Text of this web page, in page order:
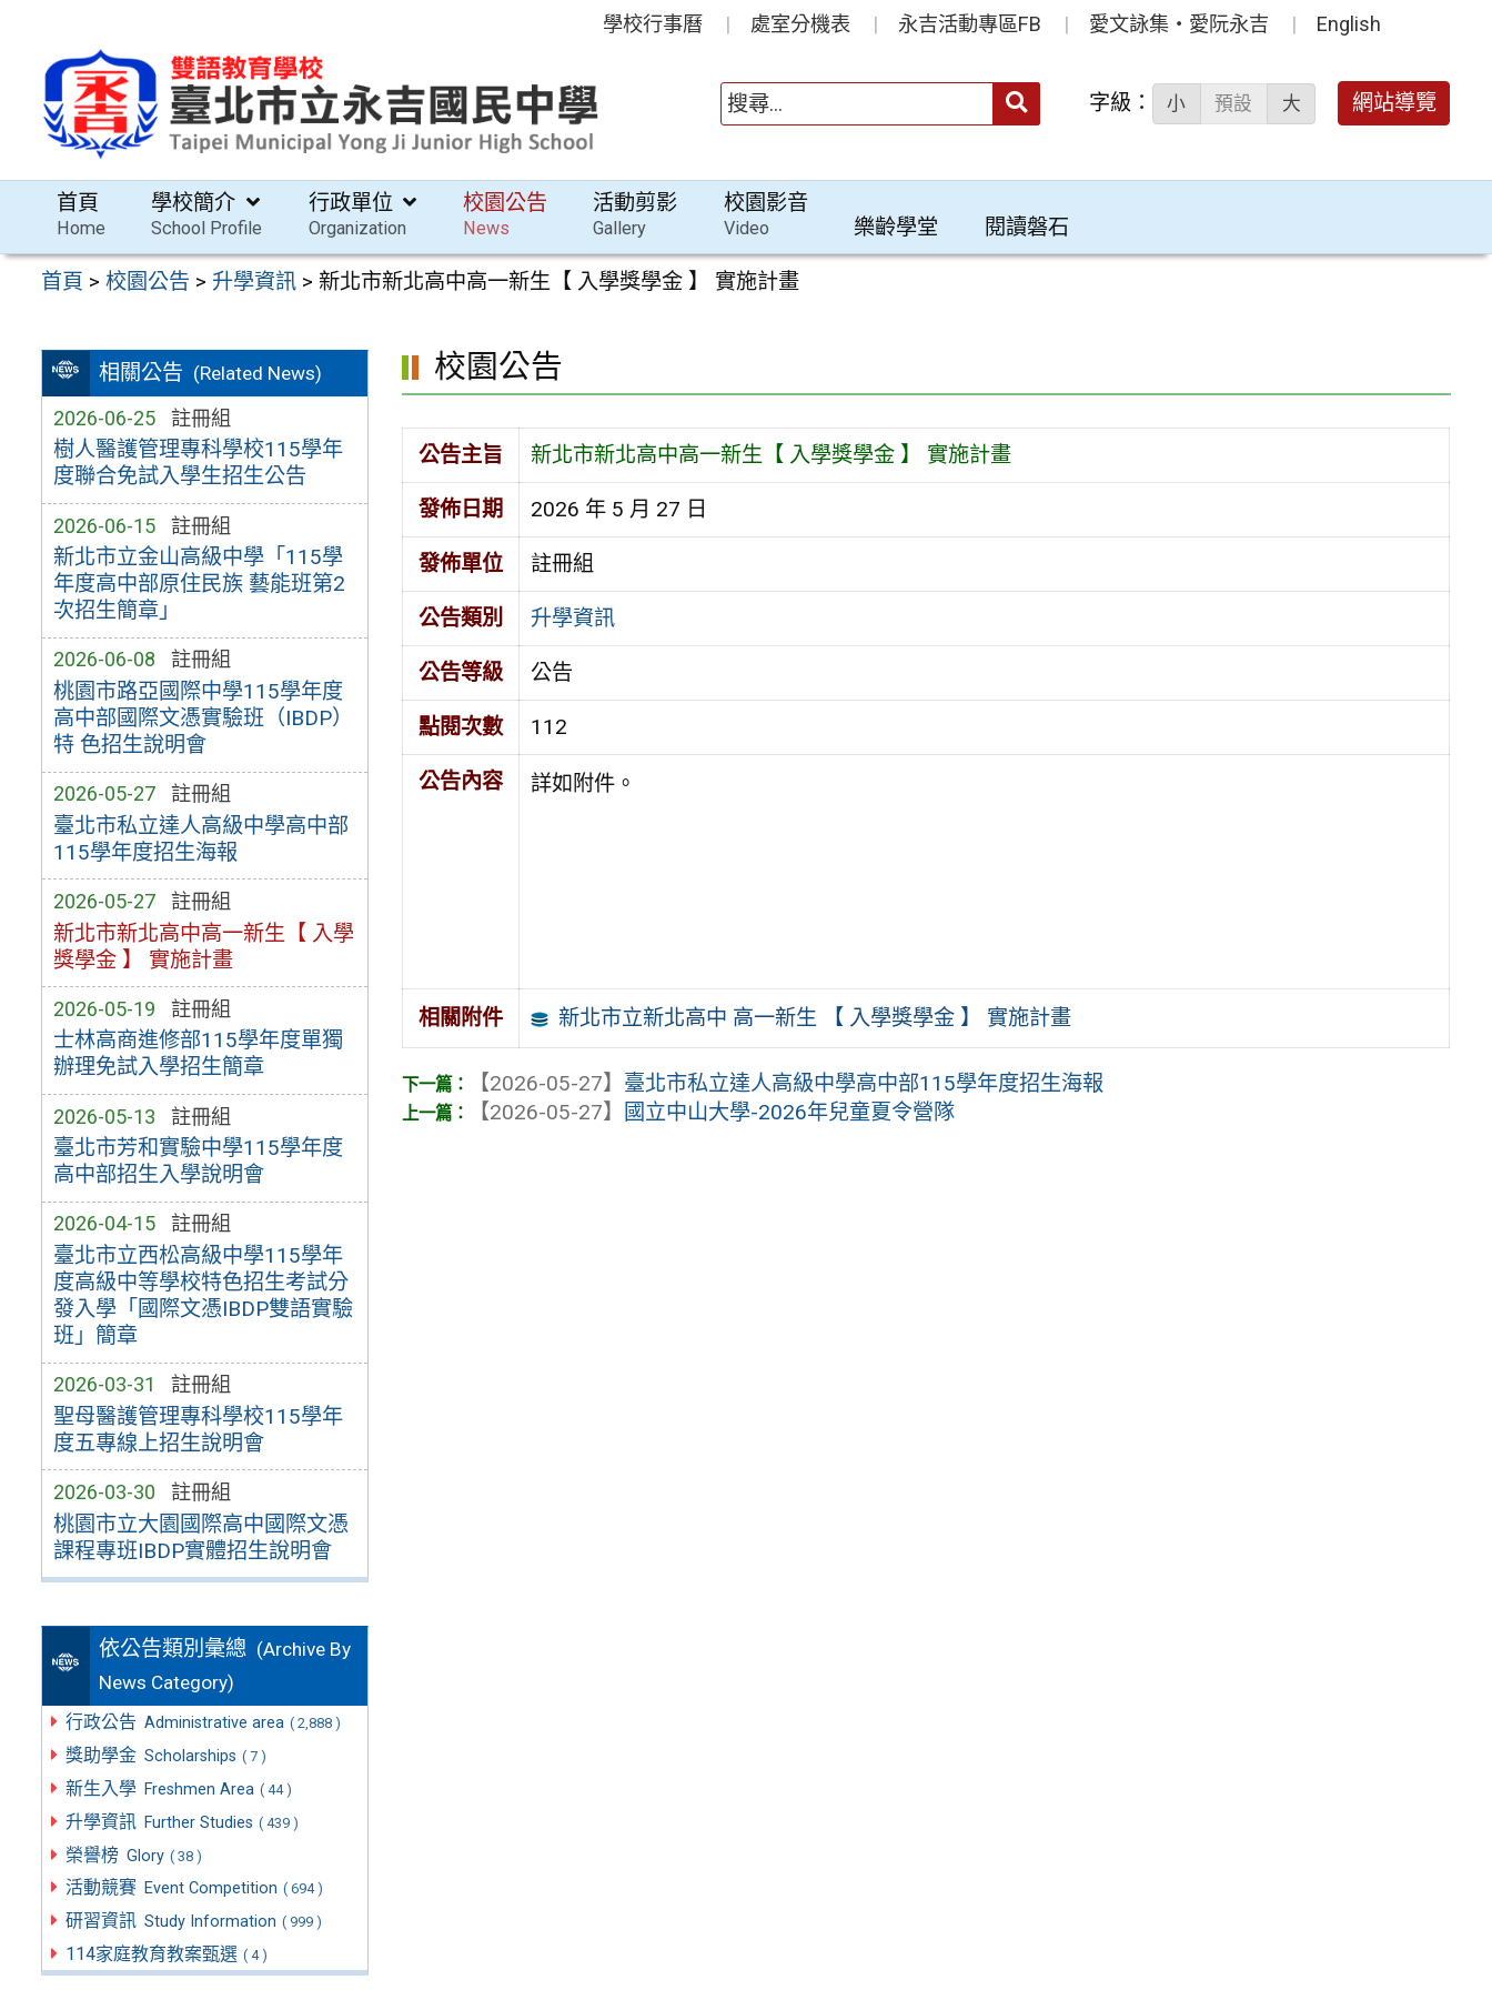
容
學校行事曆 處室分機表 永吉活動專區FB 愛文詠集‧愛阮永吉 English
送出 字級： 小 預設 大 網站導覽
首頁
Home
學校簡介
School Profile
行政單位
Organization
校園公告
News
活動剪影
Gallery
校園影音
Video 樂齡學堂 閱讀磐石
首頁 >校園公告 > 升學資訊 >新北市新北高中高一新生【 入學獎學金 】 實施計畫
相關公告 (Related News)
2026-06-25 註冊組
樹人醫護管理專科學校115學年
度聯合免試入學生招生公告
2026-06-15 註冊組
新北市立金山高級中學「115學
年度高中部原住民族 藝能班第2
次招生簡章」
2026-06-08 註冊組
桃園市路亞國際中學115學年度
高中部國際文憑實驗班（IBDP）
特 色招生說明會
2026-05-27 註冊組
臺北市私立達人高級中學高中部
115學年度招生海報
2026-05-27 註冊組
新北市新北高中高一新生【 入學
獎學金 】 實施計畫
2026-05-19 註冊組
士林高商進修部115學年度單獨
辦理免試入學招生簡章
2026-05-13 註冊組
臺北市芳和實驗中學115學年度
高中部招生入學說明會
2026-04-15 註冊組
臺北市立西松高級中學115學年
度高級中等學校特色招生考試分
發入學「國際文憑IBDP雙語實驗
班」簡章
2026-03-31 註冊組
聖母醫護管理專科學校115學年
度五專線上招生說明會
2026-03-30 註冊組
桃園市立大園國際高中國際文憑
課程專班IBDP實體招生說明會
依公告類別彙總 (Archive By
News Category)
行政公告 Administrative area ( 2,888 )
獎助學金 Scholarships ( 7 )
新生入學 Freshmen Area ( 44 )
升學資訊 Further Studies ( 439 )
榮譽榜 Glory ( 38 )
活動競賽 Event Competition ( 694 )
研習資訊 Study Information ( 999 )
114家庭教育教案甄選 ( 4 )
校園公告
公告主旨 新北市新北高中高一新生【 入學獎學金 】 實施計畫
發佈日期 2026 年 5 月 27 日
發佈單位 註冊組
公告類別 升學資訊
公告等級 公告
點閱次數 112
公告內容 詳如附件。
相關附件 新北市立新北高中 高一新生 【 入學獎學金 】 實施計畫
【2026-05-27】 臺北市私立達人高級中學高中部115學年度招生海報
【2026-05-27】
國立中山大學-2026年兒童夏令營隊